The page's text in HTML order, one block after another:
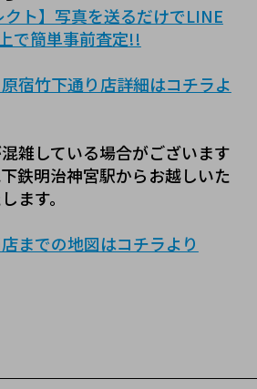
ト】写真を送るだけでLINE
で簡単事前査定!!
宿竹下通り店詳細はコチラよ
雑している場合がございます
鉄明治神宮駅からお越しいた
ます。
までの地図はコチラより